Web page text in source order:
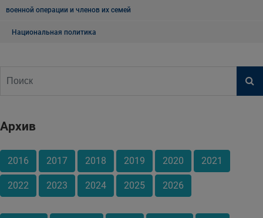
военной операции и членов их семей
Национальная политика
Архив
2016 2017 2018 2019 2020 2021
2022 2023 2024 2025 2026